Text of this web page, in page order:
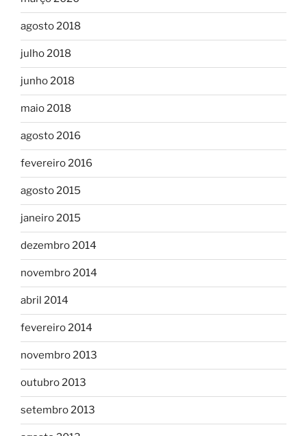
agosto 2018
julho 2018
junho 2018
maio 2018
agosto 2016
fevereiro 2016
agosto 2015
janeiro 2015
dezembro 2014
novembro 2014
abril 2014
fevereiro 2014
novembro 2013
outubro 2013
setembro 2013